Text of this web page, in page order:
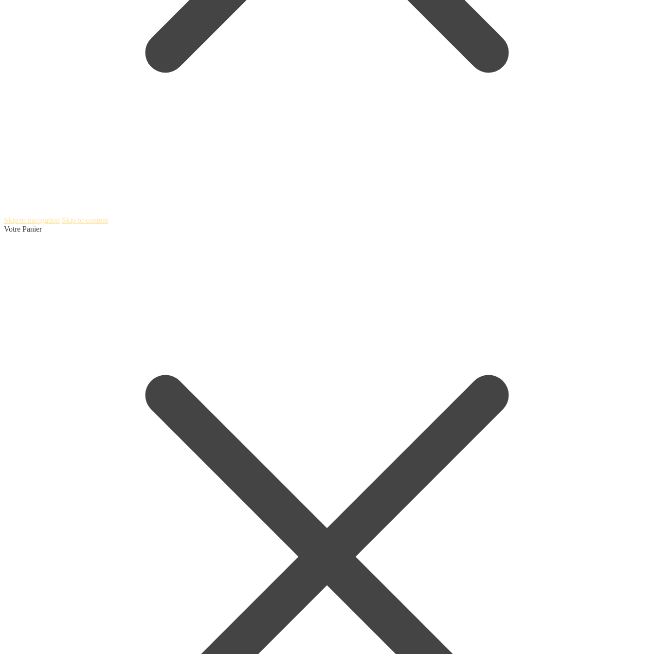
Skip to navigation Skip to content
Votre Panier